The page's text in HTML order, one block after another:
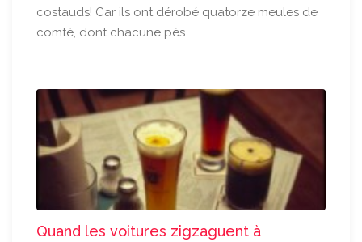
costauds! Car ils ont dérobé quatorze meules de
comté, dont chacune pès...
Quand les voitures zigzaguent à